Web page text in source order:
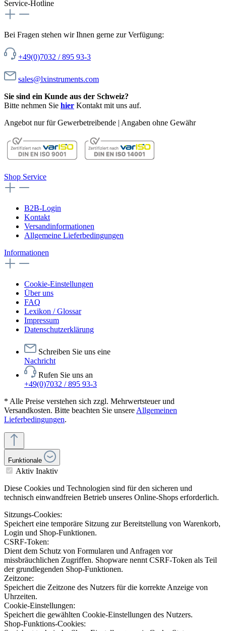
Service-Hotline
Bei Fragen stehen wir Ihnen gerne zur Verfügung:
+49(0)7032 / 895 93-3
sales@lxinstruments.com
Sie sind ein Kunde aus der Schweiz?
Bitte nehmen Sie hier Kontakt mit uns auf.
Angebot nur für Gewerbetreibende | Angaben ohne Gewähr
Shop Service
B2B-Login
Kontakt
Versandinformationen
Allgemeine Lieferbedingungen
Informationen
Cookie-Einstellungen
Über uns
FAQ
Lexikon / Glossar
Impressum
Datenschutzerklärung
Schreiben Sie uns eine
Nachricht
Rufen Sie uns an
+49(0)7032 / 895 93-3
* Alle Preise verstehen sich zzgl. Mehrwertsteuer und
Versandkosten. Bitte beachten Sie unsere Allgemeinen
Lieferbedingungen.
Funktionale
Aktiv Inaktiv
Diese Cookies und Technologien sind für den sicheren und
technisch einwandfreien Betrieb unseres Online-Shops erforderlich.
Sitzungs-Cookies:
Speichert eine temporäre Sitzung zur Bereitstellung von Warenkorb,
Login und Shop-Funktionen.
CSRF-Token:
Dient dem Schutz von Formularen und Anfragen vor
missbräuchlichen Zugriffen. Shopware nennt CSRF-Token als Teil
der grundlegenden Shop-Funktionen.
Zeitzone:
Speichert die Zeitzone des Nutzers für die korrekte Anzeige von
Uhrzeiten.
Cookie-Einstellungen:
Speichert die gewählten Cookie-Einstellungen des Nutzers.
Shop-Funktions-Cookies: